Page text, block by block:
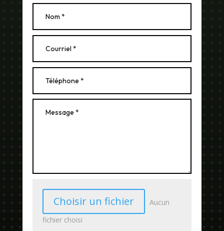
Choisir un fichier
Aucun
fichier choisi